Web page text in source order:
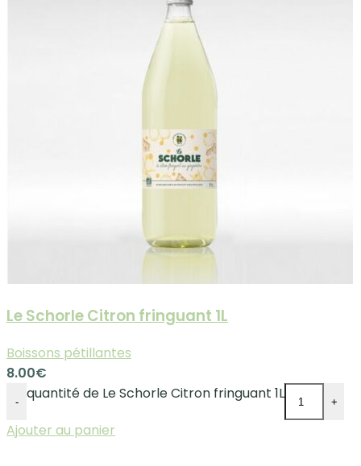
Le Schorle Citron fringuant 1L
Boissons pétillantes
8.00€
- quantité de Le Schorle Citron fringuant 1L +
Ajouter au panier